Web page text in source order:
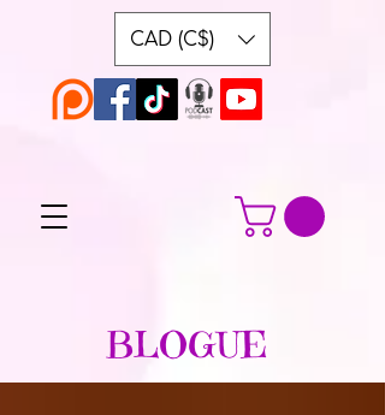
CAD (C$)
BLOGUE